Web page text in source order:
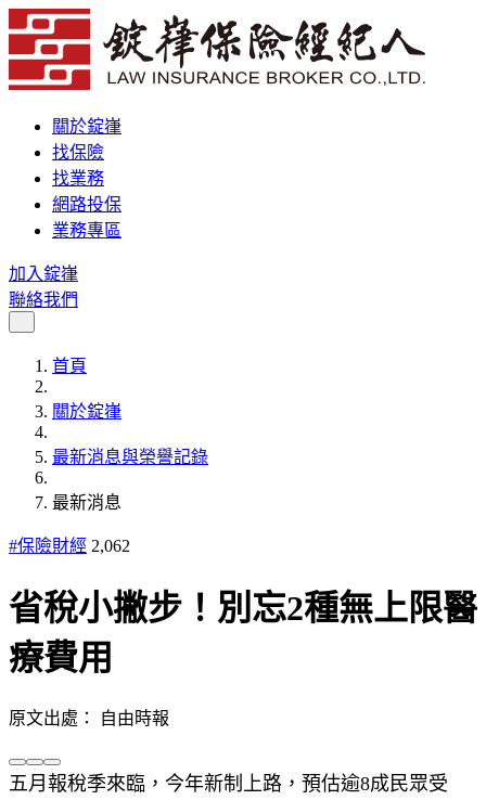
關於錠嵂
找保險
找業務
網路投保
業務專區
加入錠嵂
聯絡我們
首頁
關於錠嵂
最新消息與榮譽記錄
最新消息
#保險財經 2,062
省稅小撇步！別忘2種無上限醫
療費用
原文出處： 自由時報
五月報稅季來臨，今年新制上路，預估逾8成民眾受